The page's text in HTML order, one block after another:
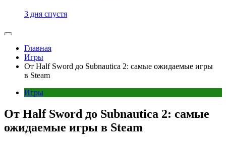
3 дня спустя
Главная
Игры
От Half Sword до Subnautica 2: самые ожидаемые игры
в Steam
Игры
От Half Sword до Subnautica 2: самые
ожидаемые игры в Steam